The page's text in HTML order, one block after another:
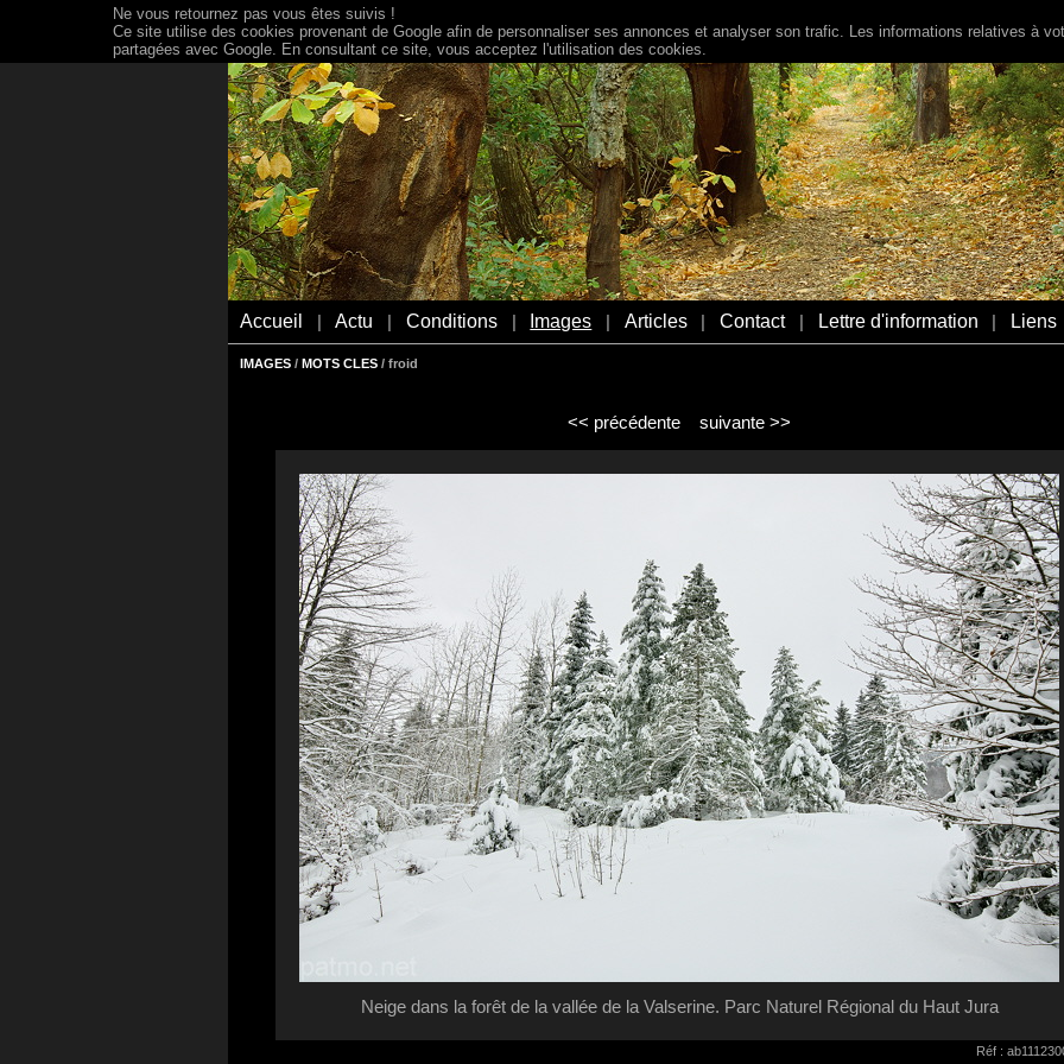
Accueil Actu Conditions Images Articles Contact Lettre d'information Liens
IMAGES / MOTS CLES / froid
<< précédente suivante >>
Neige dans la forêt de la vallée de la Valserine. Parc Naturel Régional du Haut Jura
Réf :
Ne vous retournez pas vous êtes suivis !
Ce site utilise des cookies provenant de Google afin de personnaliser ses annonces et analyser son trafic. Les informations relatives à
partagées avec Google. En consultant ce site, vous acceptez l'utilisation des cookies.